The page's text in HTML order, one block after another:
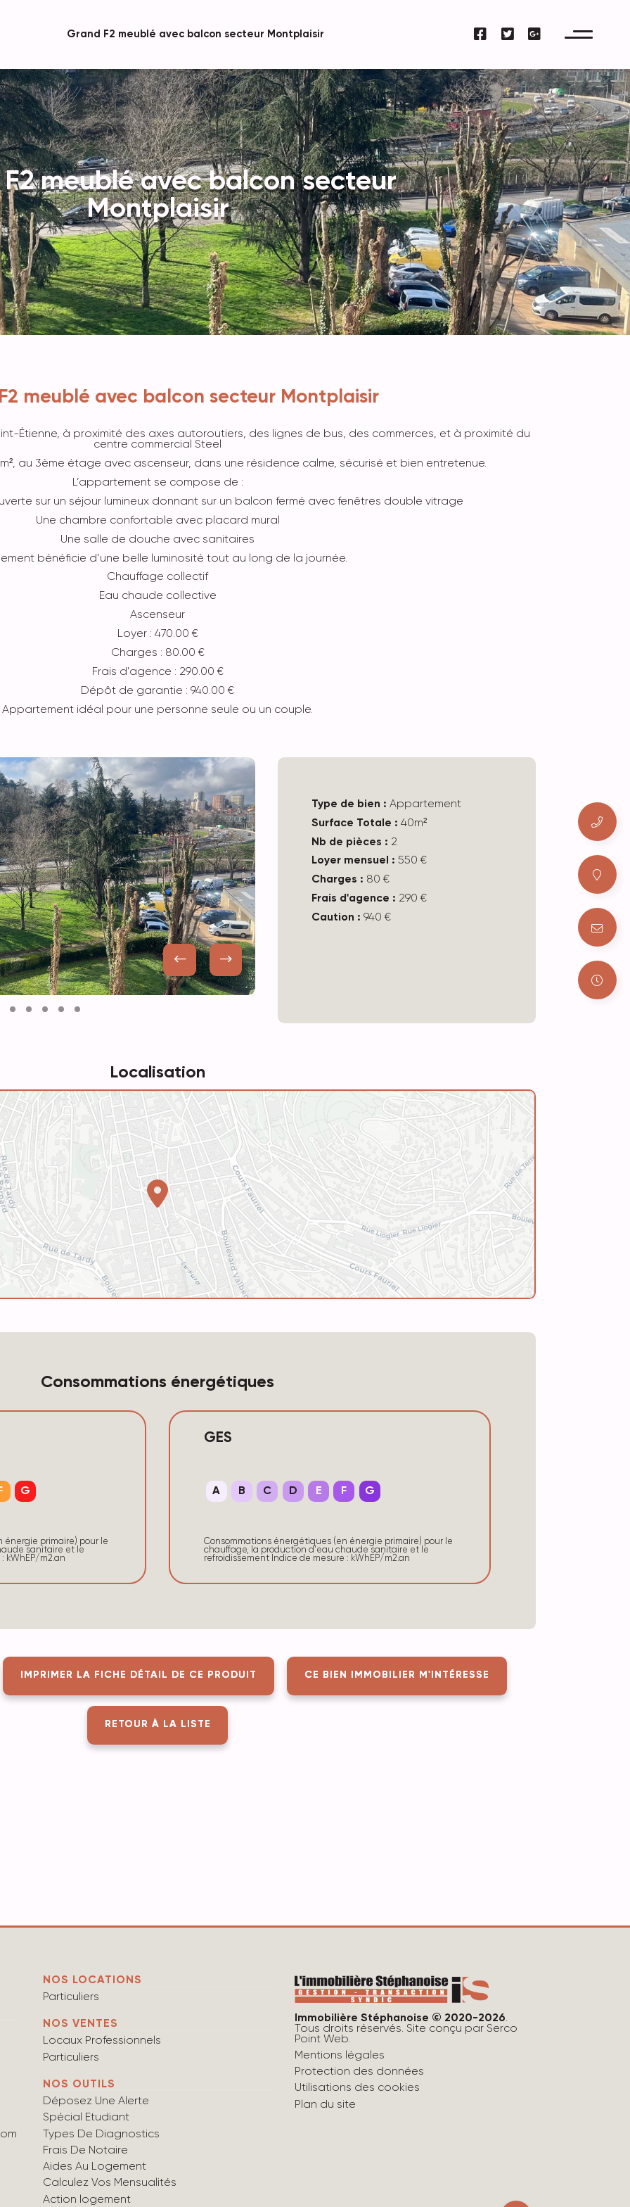
Grand F2 meublé avec balcon secteur Montplaisir
meublé avec balcon secteur
Montplaisir
meublé avec balcon secteur Montplaisir
Étienne, à proximité des axes autoroutiers, des lignes de bus, des commerces, et à proximité du
centre commercial Steel
au 3ème étage avec ascenseur, dans une résidence calme, sécurisé et bien entretenue.
L’appartement se compose de :
sur un séjour lumineux donnant sur un balcon fermé avec fenêtres double vitrage
Une chambre confortable avec placard mural
Une salle de douche avec sanitaires
bénéficie d’une belle luminosité tout au long de la journée.
Chauffage collectif
Eau chaude collective
Ascenseur
Loyer : 470.00 €
Charges : 80.00 €
Frais d'agence : 290.00 €
Dépôt de garantie : 940.00 €
Appartement idéal pour une personne seule ou un couple.
Type de bien : Appartement
Surface Totale : 40m²
Nb de pièces : 2
Loyer mensuel : 550 €
Charges : 80 €
Frais d'agence : 290 €
Caution : 940 €
Localisation
Consommations énergétiques
G
énergie primaire) pour le
sanitaire et le
kWhEP/m2.an
GES
A B C D E F G
Consommations énergétiques (en énergie primaire) pour le
chauffage, la production d'eau chaude sanitaire et le
refroidissement Indice de mesure : kWhEP/m2.an
IMPRIMER LA FICHE DÉTAIL DE CE PRODUIT CE BIEN IMMOBILIER M'INTÉRESSE
RETOUR À LA LISTE
NOS LOCATIONS
Particuliers
NOS VENTES
Locaux Professionnels
Particuliers
NOS OUTILS
Déposez Une Alerte
Spécial Etudiant
Types De Diagnostics
Frais De Notaire
Aides Au Logement
Calculez Vos Mensualités
Action logement
Immobilière Stéphanoise © 2020-2026.
Tous droits réservés. Site conçu parSerco
Point Web.
Mentions légales
Protection des données
Utilisations des cookies
Plan du site